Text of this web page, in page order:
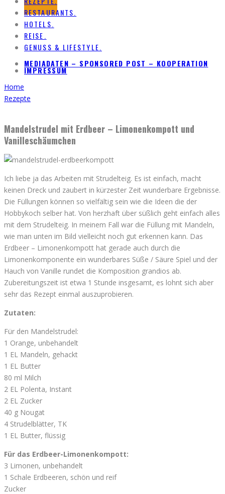
RESTAURANTS.
HOTELS.
REISE.
GENUSS & LIFESTYLE.
MEDIADATEN – SPONSORED POST – KOOPERATION
IMPRESSUM
Home
Rezepte
Mandelstrudel mit Erdbeer – Limonenkompott und
Vanilleschäumchen
Ich liebe ja das Arbeiten mit Strudelteig. Es ist einfach, macht
keinen Dreck und zaubert in kürzester Zeit wunderbare Ergebnisse.
Die Füllungen können so vielfältig sein wie die Ideen die der
Hobbykoch selber hat. Von herzhaft über süßlich geht einfach alles
mit dem Strudelteig. In meinem Fall war die Füllung mit Mandeln,
wie man unten im Bild vielleicht noch gut erkennen kann. Das
Erdbeer – Limonenkompott hat gerade auch durch die
Limonenkomponente ein wunderbares Süße / Säure Spiel und der
Hauch von Vanille rundet die Komposition grandios ab.
Zubereitungszeit ist etwa 1 Stunde insgesamt, es lohnt sich aber
sehr das Rezept einmal auszuprobieren.
Zutaten:
Für den Mandelstrudel:
1 Orange, unbehandelt
1 EL Mandeln, gehackt
1 EL Butter
80 ml Milch
2 EL Polenta, Instant
2 EL Zucker
40 g Nougat
4 Strudelblätter, TK
1 EL Butter, flüssig
Für das Erdbeer-Limonenkompott:
3 Limonen, unbehandelt
1 Schale Erdbeeren, schön und reif
Zucker